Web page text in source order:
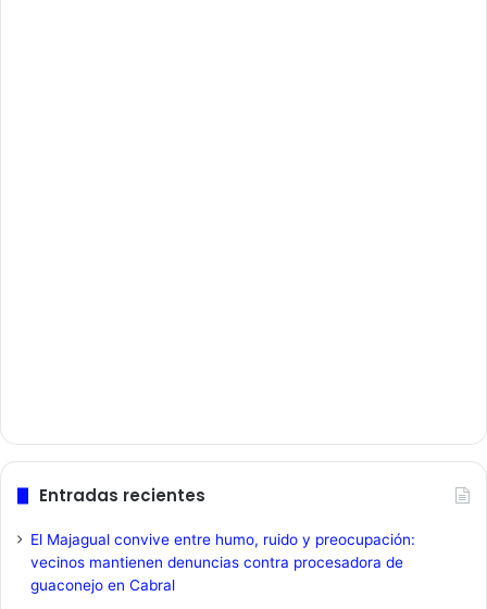
Entradas recientes
El Majagual convive entre humo, ruido y preocupación:
vecinos mantienen denuncias contra procesadora de
guaconejo en Cabral